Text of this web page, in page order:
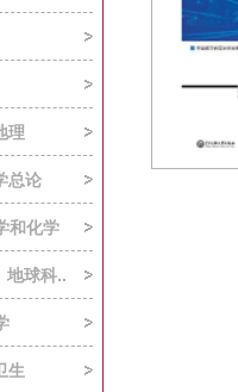
理
总论
和化学
地球科..
生